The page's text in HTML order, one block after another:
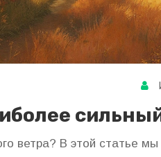
ветра? В этой статье мы